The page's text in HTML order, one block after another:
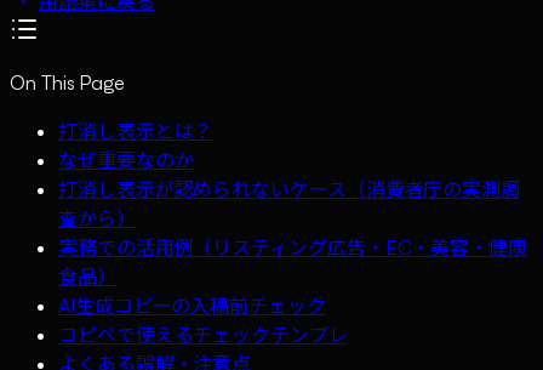
On This Page
打消し表示とは？
なぜ重要なのか
打消し表示が認められないケース（消費者庁の実測調
査から）
実務での活用例（リスティング広告・EC・美容・健康
食品）
AI生成コピーの入稿前チェック
コピペで使えるチェックテンプレ
よくある誤解・注意点